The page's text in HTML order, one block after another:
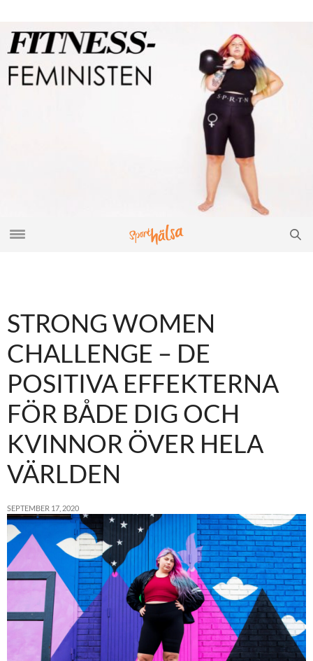
STRONG WOMEN
CHALLENGE – DE
POSITIVA EFFEKTERNA
FÖR BÅDE DIG OCH
KVINNOR ÖVER HELA
VÄRLDEN
SEPTEMBER 17, 2020